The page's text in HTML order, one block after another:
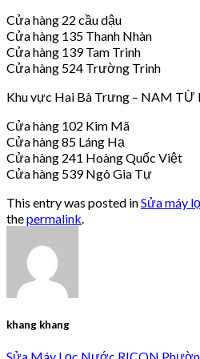
Cửa hàng 22 cầu dậu
Cửa hàng 135 Thanh Nhàn
Cửa hàng 139 Tam Trinh
Cửa hàng 524 Trường Trinh
Khu vực Hai Bà Trưng – NAM
Cửa hàng 102 Kim Mã
Cửa hàng 85 Láng Hạ
Cửa hàng 241 Hoàng Quốc Việt
Cửa hàng 539 Ngô Gia Tự
This entry was posted inSửa máy
thepermalink.
khang khang